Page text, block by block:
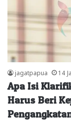
jagatpapua 14
Apa Isi
Harus Beri